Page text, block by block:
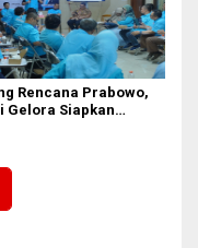
Rencana Prabowo,
Gelora Siapkan